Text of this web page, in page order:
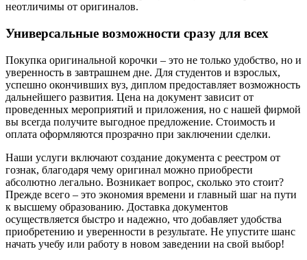
неотличимы от оригиналов.
Универсальные возможности сразу для всех
Покупка оригинальной корочки – это не только удобство, но и
уверенность в завтрашнем дне. Для студентов и взрослых,
успешно окончивших вуз, диплом предоставляет возможность
дальнейшего развития. Цена на документ зависит от
проведенных мероприятий и приложения, но с нашей фирмой
вы всегда получите выгодное предложение. Стоимость и
оплата оформляются прозрачно при заключении сделки.
Наши услуги включают создание документа с реестром от
гознак, благодаря чему оригинал можно приобрести
абсолютно легально. Возникает вопрос, сколько это стоит?
Прежде всего – это экономия времени и главный шаг на пути
к высшему образованию. Доставка документов
осуществляется быстро и надежно, что добавляет удобства
приобретению и уверенности в результате. Не упустите шанс
начать учебу или работу в новом заведении на свой выбор!